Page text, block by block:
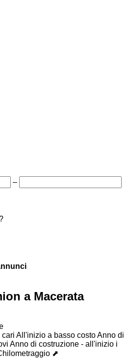
–
a Macerata
All'inizio a basso costoAnno di
Anno di costruzione - all'inizio i
⬈